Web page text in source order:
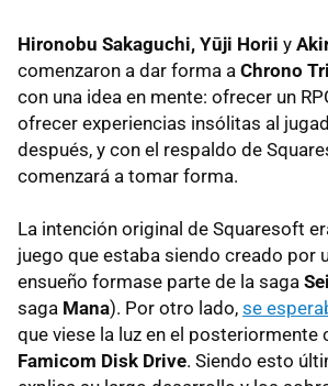
Hironobu Sakaguchi, Yūji Horii y
comenzaron a dar forma a Chrono
con una idea en mente: ofrecer un
ofrecer experiencias insólitas al
después, y con el respaldo de
comenzará a tomar forma.
La intención original de Squaresoft
juego que estaba siendo creado por
ensueño formase parte de la saga
saga Mana). Por otro lado, se
que viese la luz en el posteriormente
Famicom Disk Drive. Siendo esto